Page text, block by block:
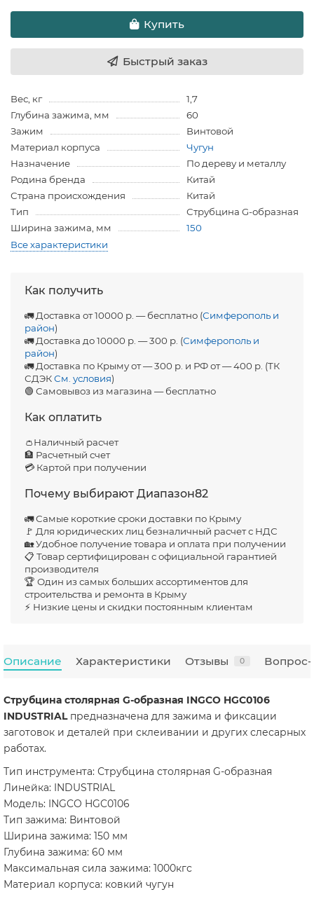
Купить
Быстрый заказ
Вес, кг
1,7
Глубина зажима, мм
60
Зажим
Винтовой
Материал корпуса
Чугун
Назначение
По дереву и металлу
Родина бренда
Китай
Страна происхождения
Китай
Тип
Струбцина G-образная
Ширина зажима, мм
150
Все характеристики
Как получить
🚛 Доставка от 10000 р. — бесплатно (Симферополь и
район)
🚛 Доставка до 10000 р. — 300 р. (Симферополь и
район)
🚛 Доставка по Крыму от — 300 р. и РФ от — 400 р. (ТК
СДЭКСм. условия)
🟢 Самовывоз из магазина — бесплатно
Как оплатить
👛Наличный расчет
🏦 Расчетный счет
💳 Картой при получении
Почему выбирают Диапазон82
🚛 Самые короткие сроки доставки по Крыму
🚩 Для юридических лиц безналичный расчет с НДС
🏡 Удобное получение товара и оплата при получении
📋 Товар сертифицирован с официальной гарантией
производителя
🏆 Один из самых больших ассортиментов для
строительства и ремонта в Крыму
⚡ Низкие цены и скидки постоянным клиентам
Описание Характеристики Отзывы 0 Вопрос-
Струбцина столярная G-образная INGCO HGC0106
INDUSTRIALпредназначена для зажима и фиксации
заготовок и деталей при склеивании и других слесарных
работах.
Тип инструмента: Струбцина столярная G-образная
Линейка: INDUSTRIAL
Модель: INGCO HGC0106
Тип зажима: Винтовой
Ширина зажима: 150 мм
Глубина зажима: 60 мм
Максимальная сила зажима: 1000кгс
Материал корпуса: ковкий чугун